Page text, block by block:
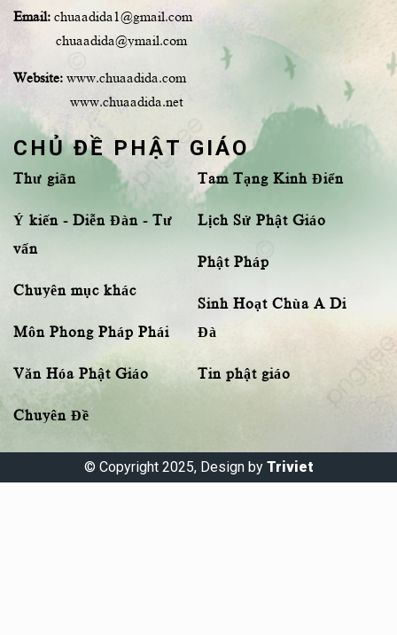
Email: chuaadida1@gmail.com
chuaadida@ymail.com
Website: www.chuaadida.com
www.chuaadida.net
CHỦ ĐỀ PHẬT GIÁO
Thư giãn
Ý kiến - Diễn Đàn - Tư
vấn
Chuyên mục khác
Môn Phong Pháp Phái
Văn Hóa Phật Giáo
Chuyên Đề
Tam Tạng Kinh Điển
Lịch Sử Phật Giáo
Phật Pháp
Sinh Hoạt Chùa A Di
Đà
Tin phật giáo
© Copyright 2025, Design by Triviet